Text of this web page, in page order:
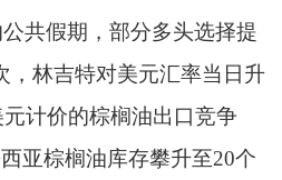
共假期，部分多头选择提
，林吉特对美元汇率当日升
计价的棕榈油出口竞争
亚棕榈油库存攀升至20个